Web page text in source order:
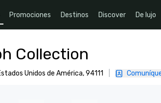
Promociones Destinos Discover De lujo
Collection
Unidos de América, 94111